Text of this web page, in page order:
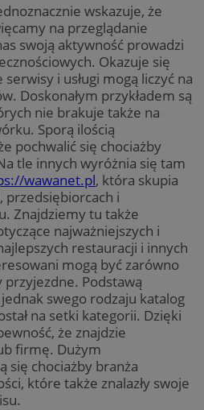
wskazuje, że
na przeglądanie
swoją aktywność prowadzi
Okazuje się
i usługi mogą liczyć na
Doskonałym przykładem są
nie brakuje także na
Sporą ilością
pochwalić się chociażby
tle innych wyróżnia się tam
wawanet.pl, która skupia
przedsiębiorcach i
Znajdziemy tu także
najważniejszych i
restauracji i innych
mogą być zarówno
przyjezdne. Podstawą
swego rodzaju katalog
na setki kategorii. Dzięki
że znajdzie
firmę. Dużym
się chociażby branża
które także znalazły swoje